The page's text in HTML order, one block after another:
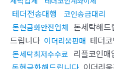
테더전송대행
코인송금대리
돈현금화안전업체 돈세탁해드
드립니다 이더리움판매 테더
돈세탁최저수수료 리플코인매